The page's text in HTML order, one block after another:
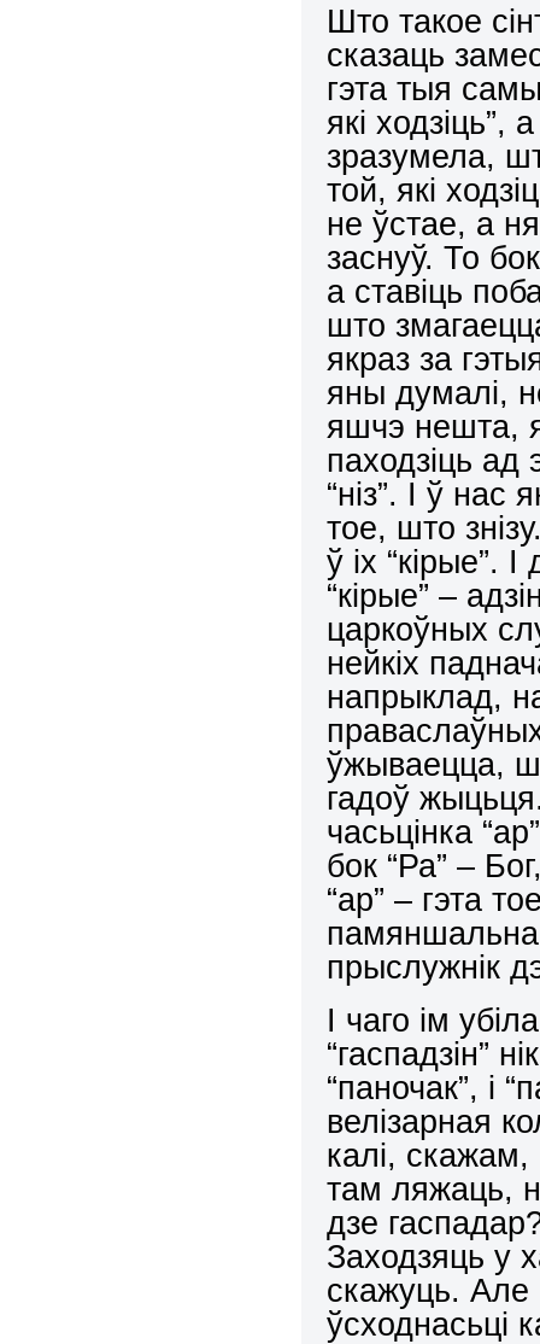
Што такое
сказаць
гэта тыя
які ходзіць”,
зразумела,
той, які
не ўстае, а
заснуў. То
а ставіць
што
якраз за
яны думалі,
яшчэ нешта,
паходзіць ад
“ніз”. І ў нас
тое, што
ў іх “кірые”.
“кірые” –
царкоўных
нейкіх
напрыклад,
ўжываецца,
гадоў
часьцінка
бок “Ра” –
“ар” – гэта
прыслужнік
І чаго ім
“гаспадзін”
“паночак”, і
велізарная
калі,
там ляжаць,
дзе
Заходзяць у
скажуць. Але
ўсходнасьці